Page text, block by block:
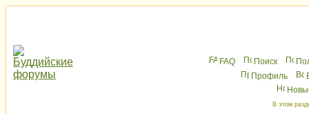
FAQ Поиск
Профиль
В этом